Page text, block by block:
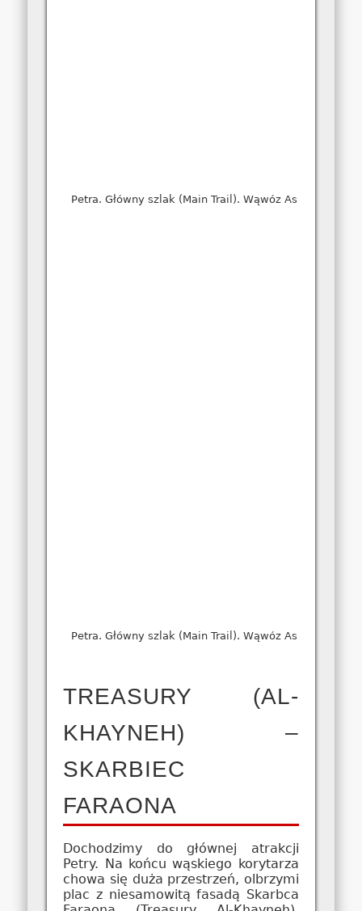
Petra. Główny szlak (Main Trail). Wąwóz As Siq.
Petra. Główny szlak (Main Trail). Wąwóz As Siq.
TREASURY (AL-
KHAYNEH) –
SKARBIEC
FARAONA
Dochodzimy do głównej atrakcji
Petry. Na końcu wąskiego korytarza
chowa się duża przestrzeń, olbrzymi
plac z niesamowitą fasadą Skarbca